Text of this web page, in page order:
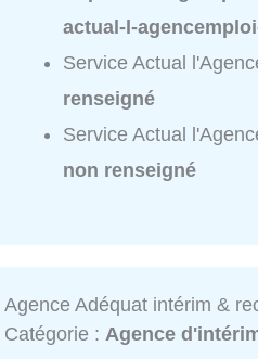
actual-l-
Service Actual
renseigné
Service Actual
non renseigné
Agence Adéquat intérim &
Catégorie :Agence